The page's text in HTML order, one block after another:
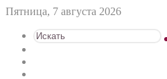
Пятница, 7 августа 2026